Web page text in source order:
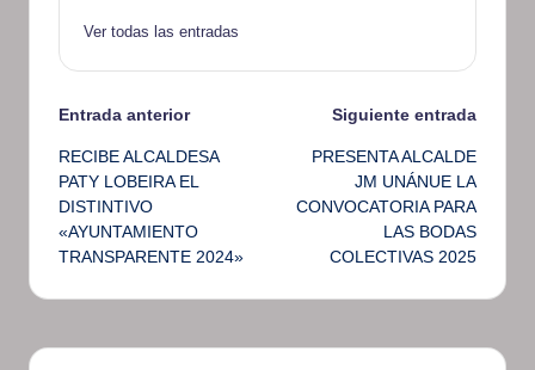
Ver todas las entradas
Navegación
de
entradas
Entrada anterior
RECIBE ALCALDESA
PATY LOBEIRA EL
DISTINTIVO
«AYUNTAMIENTO
TRANSPARENTE 2024»
Siguiente entrada
PRESENTA ALCALDE
JM UNÁNUE LA
CONVOCATORIA PARA
LAS BODAS
COLECTIVAS 2025